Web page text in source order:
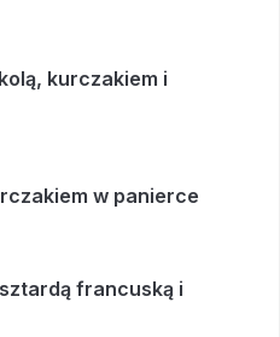
kurczakiem i
w panierce
francuską i